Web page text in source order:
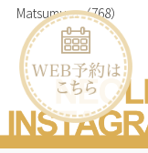
Matsumura（768）